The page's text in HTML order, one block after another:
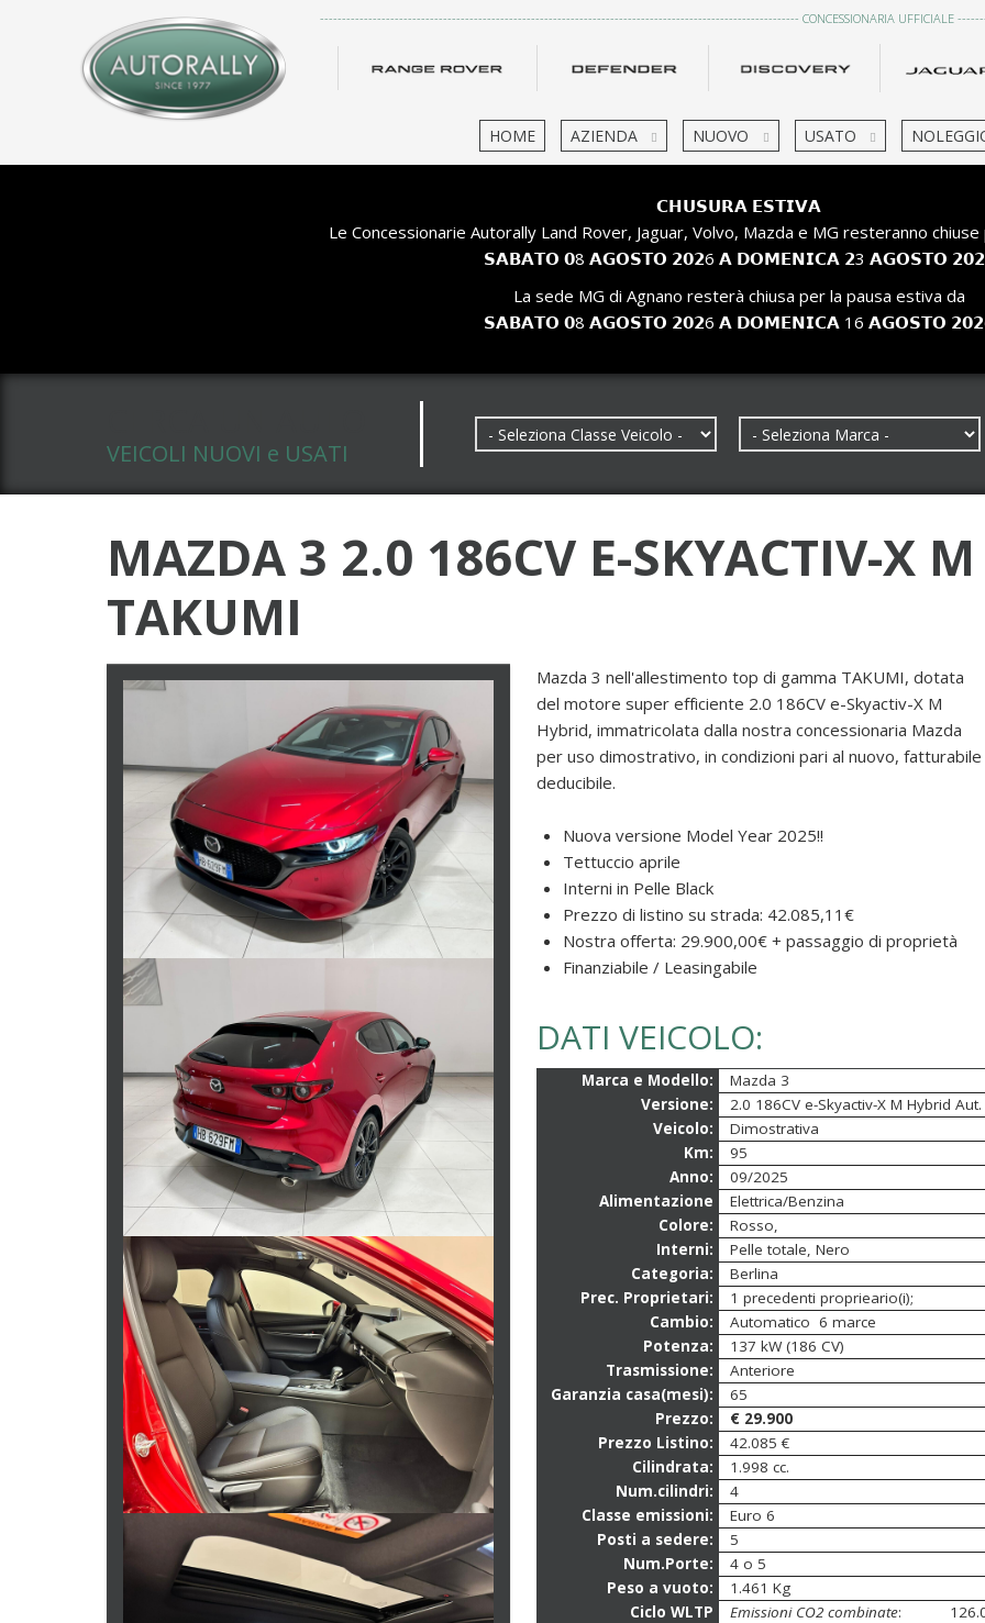
------------------------------------------------------------------------------------------------------------- CONCESSIONARIA UFFICIALE
HOME AZIENDA NUOVO USATO
𝗖𝗛𝗨𝗦𝗨𝗥𝗔 𝗘𝗦𝗧𝗜𝗩𝗔
Le Concessionarie Autorally Land Rover, Jaguar, Volvo, Mazda e MG resteranno
𝗦𝗔𝗕𝗔𝗧𝗢 𝟬8 𝗔𝗚𝗢𝗦𝗧𝗢 𝟮𝟬𝟮6 𝗔 𝗗𝗢𝗠𝗘𝗡𝗜𝗖𝗔 𝟮3 𝗔𝗚𝗢𝗦𝗧𝗢
La sede MG di Agnano resterà chiusa per la pausa estiva da
𝗦𝗔𝗕𝗔𝗧𝗢 𝟬8 𝗔𝗚𝗢𝗦𝗧𝗢 𝟮𝟬𝟮6 𝗔 𝗗𝗢𝗠𝗘𝗡𝗜𝗖𝗔 16 𝗔𝗚𝗢𝗦𝗧𝗢
VEICOLI NUOVI e USATI
MAZDA 3 2.0 186CV E-SKYACTIV-X
TAKUMI
Mazda 3 nell'allestimento top di gamma TAKUMI, dotata
del motore super efficiente 2.0 186CV e-Skyactiv-X M
Hybrid, immatricolata dalla nostra concessionaria Mazda
per uso dimostrativo, in condizioni pari al nuovo, fatturabile
deducibile.
Nuova versione Model Year 2025!!
Tettuccio aprile
Interni in Pelle Black
Prezzo di listino su strada: 42.085,11€
Nostra offerta: 29.900,00€ + passaggio di proprietà
Finanziabile / Leasingabile
DATI VEICOLO:
Marca e Modello:
Mazda 3
Versione:
2.0 186CV e-Skyactiv-X M Hybrid
Veicolo:
Dimostrativa
Km:
95
Anno:
09/2025
Alimentazione
Elettrica/Benzina
Colore:
Rosso,
Interni:
Pelle totale, Nero
Categoria:
Berlina
Prec. Proprietari:
1 precedenti proprieario(i);
Cambio:
Automatico 6 marce
Potenza:
137 kW (186 CV)
Trasmissione:
Anteriore
Garanzia casa(mesi):
65
Prezzo:
€ 29.900
Prezzo Listino:
42.085 €
Cilindrata:
1.998 cc.
Num.cilindri:
4
Classe emissioni:
Euro 6
Posti a sedere:
5
Num.Porte:
4 o 5
Peso a vuoto:
1.461 Kg
Ciclo WLTP
Emissioni CO2 combinate: